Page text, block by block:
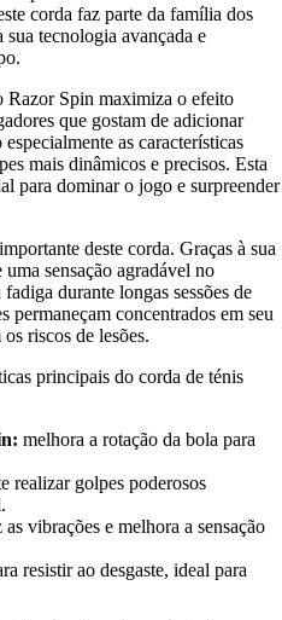
corda faz parte da família dos
sua tecnologia avançada e
Razor Spin maximiza o efeito
que gostam de adicionar
as características
mais dinâmicos e precisos. Esta
para dominar o jogo e surpreender
deste corda. Graças à sua
sensação agradável no
durante longas sessões de
permaneçam concentrados em seu
riscos de lesões.
principais do corda de ténis
melhora a rotação da bola para
realizar golpes poderosos
as vibrações e melhora a sensação
resistir ao desgaste, ideal para